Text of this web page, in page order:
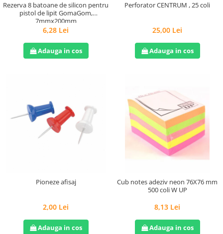
Rezerva 8 batoane de silicon pentru
pistol de lipit GomaGom,
7mmx200mm
6,28 Lei
Adauga in cos
Perforator CENTRUM , 25 coli
25,00 Lei
Adauga in cos
Pioneze afisaj
2,00 Lei
Adauga in cos
Cub notes adeziv neon 76X76 mm
500 coli W UP
8,13 Lei
Adauga in cos